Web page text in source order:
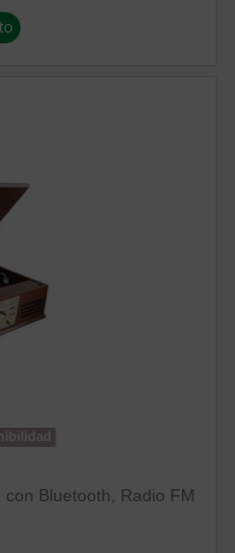
Bluetooth, Radio FM